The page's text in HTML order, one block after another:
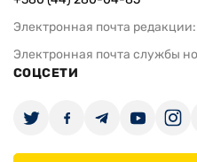
Электронная почта редакции:
Электронная почта службы
СОЦСЕТИ